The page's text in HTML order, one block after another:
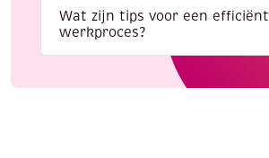
Wat zijn tips voor een efficiënt
werkproces?